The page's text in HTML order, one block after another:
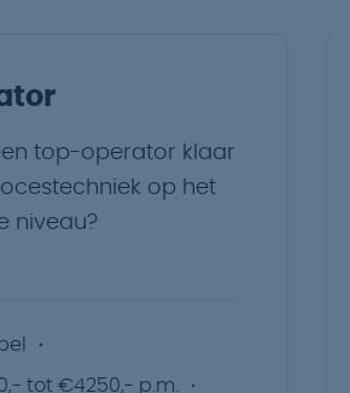
top-operator klaar
op het
niveau?
tot €4250,- p.m.